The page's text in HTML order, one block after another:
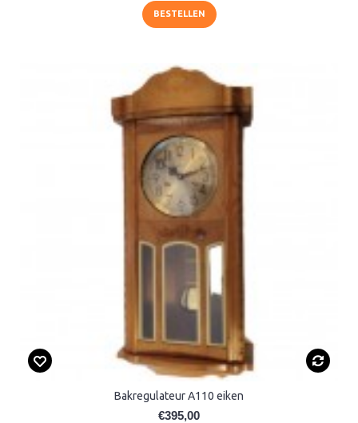
BESTELLEN
Bakregulateur A110 eiken
€395,00